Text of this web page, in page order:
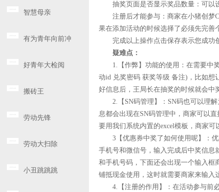
智慧母亲
有为青年向前冲
好青年大检阅
搬砖王
劳动先锋
劳动大扫除
小丑跳跳跳
抽奖页面是否显示奖品数量：可以
注册后才能参与：商家在小猪创梦
果在添加活动的时候选择了必须先完善
完成以上操作点击保存表示您成功
疑难点：
1.【作弊】功能的使用：在需要中奖
动id 兑奖密码 获奖等级 备注)，比如想
好信息后，王局长在抽奖的时候就会中
2.【SN码管理】：SN码也可以理解
息都会出现在SN码管理中，商家可以
要用我们系统内置的excel模板，商家
3【优惠券中奖了如何使用呢】：优
手机号和微信号，输入完成后中奖信息
和手机号码，下面还会出现一个输入框
铺抵现金使用，这时就需要商家来输入
4.【注册的作用】：在活动参与前必